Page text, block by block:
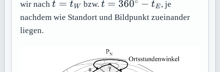
wir nacht =
t_W
t = t W bzw. t =
360^\circ
t = 360 − tE , je
nachdem wie Standort und Bildpunkt zueinander
liegen.